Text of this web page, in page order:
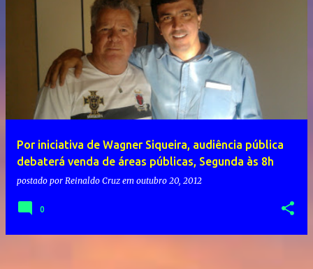
Por iniciativa de Wagner Siqueira, audiência pública
debaterá venda de áreas públicas, Segunda às 8h
postado por Reinaldo Cruz em outubro 20, 2012
0